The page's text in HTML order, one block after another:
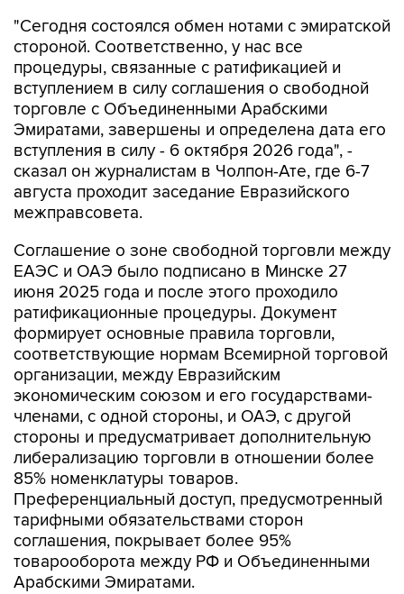
"Сегодня состоялся обмен нотами с эмиратской
стороной. Соответственно, у нас все
процедуры, связанные с ратификацией и
вступлением в силу соглашения о свободной
торговле с Объединенными Арабскими
Эмиратами, завершены и определена дата его
вступления в силу - 6 октября 2026 года", -
сказал он журналистам в Чолпон-Ате, где 6-7
августа проходит заседание Евразийского
межправсовета.
Соглашение о зоне свободной торговли между
ЕАЭС и ОАЭ было подписано в Минске 27
июня 2025 года и после этого проходило
ратификационные процедуры. Документ
формирует основные правила торговли,
соответствующие нормам Всемирной торговой
организации, между Евразийским
экономическим союзом и его государствами-
членами, с одной стороны, и ОАЭ, с другой
стороны и предусматривает дополнительную
либерализацию торговли в отношении более
85% номенклатуры товаров.
Преференциальный доступ, предусмотренный
тарифными обязательствами сторон
соглашения, покрывает более 95%
товарооборота между РФ и Объединенными
Арабскими Эмиратами.